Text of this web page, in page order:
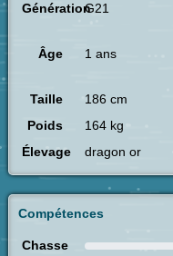
GénérationG21
Âge 1 ans
Taille 186 cm
Poids
164 kg
Élevage
dragon or
Compétences
Chasse